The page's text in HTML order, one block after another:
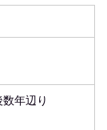
年辺り